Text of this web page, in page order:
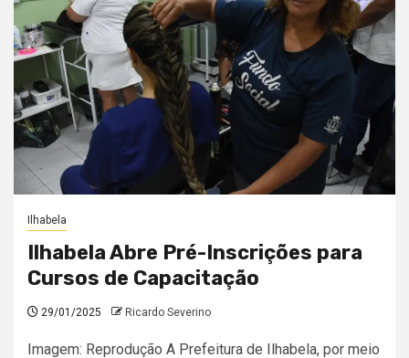
Ilhabela
Ilhabela Abre Pré-Inscrições para
Cursos de Capacitação
29/01/2025 Ricardo Severino
Imagem: Reprodução A Prefeitura de Ilhabela, por meio